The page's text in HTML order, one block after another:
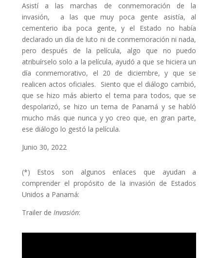
Asistí a las marchas de conmemoración de la
invasión, a las que muy poca gente asistía, al
cementerio iba poca gente, y el Estado no había
declarado un día de luto ni de conmemoración ni nada,
pero después de la película, algo que no puedo
atribuírselo solo a la película, ayudó a que se hiciera un
día conmemorativo, el 20 de diciembre, y que se
realicen actos oficiales. Siento que el diálogo cambió,
que se hizo más abierto el tema para todos, que se
despolarizó, se hizo un tema de Panamá y se habló
mucho más que nunca y yo creo que, en gran parte,
ese diálogo lo gestó la película.
Junio 30, 2022
(*) Estos son algunos enlaces que ayudan a
comprender el propósito de la invasión de Estados
Unidos a Panamá:
Trailer de Invasión: